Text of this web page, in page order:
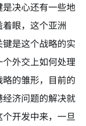
决心还有一些地
眼，这个亚洲
是这个战略的实
外交上如何处理
的雏形，目前的
济问题的解决就
开发中来，一旦